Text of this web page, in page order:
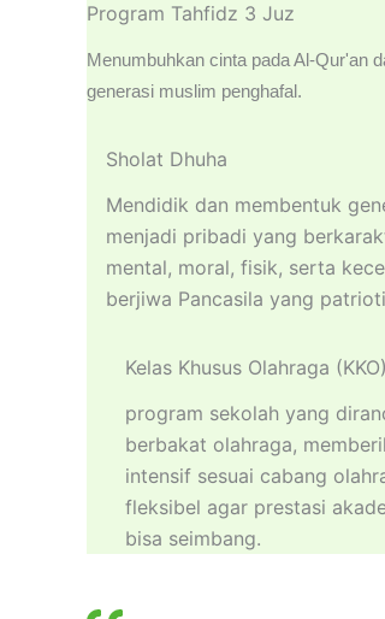
Program Tahfidz 3 Juz
Menumbuhkan cinta pada Al-Qur'an
generasi muslim penghafal.
Sholat Dhuha
Mendidik dan membentuk
menjadi pribadi yang
mental, moral, fisik, serta
berjiwa Pancasila yang patrioti
Kelas Khusus Olahraga (KKO)
program sekolah yang
berbakat olahraga,
intensif sesuai cabang
fleksibel agar prestasi
bisa seimbang.